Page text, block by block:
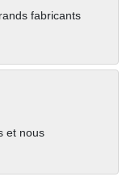
fabricants
et nous